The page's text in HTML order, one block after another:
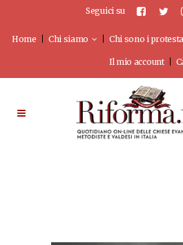
Seguici su
Home Chi siamo Chi sono i
Il mio account